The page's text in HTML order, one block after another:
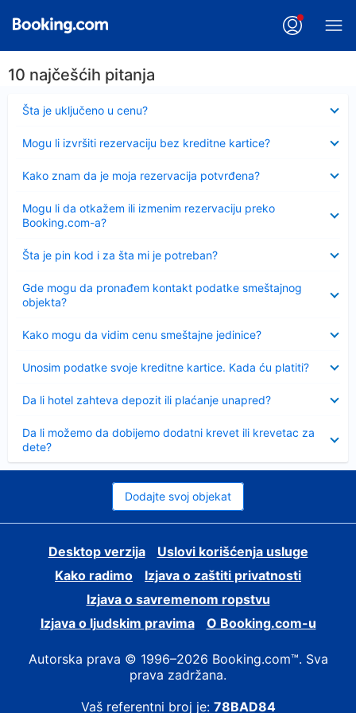
10 najčešćih pitanja
Šta je uključeno u cenu?
Sažeto
Mogu li izvršiti rezervaciju bez kreditne kartice?
Kako znam da je moja rezervacija potvrđena?
Mogu li da otkažem ili izmenim rezervaciju preko
Booking.com-a?
Šta je pin kod i za šta mi je potreban?
Sažeto
Gde mogu da pronađem kontakt podatke smeštajnog
objekta?
Kako mogu da vidim cenu smeštajne jedinice?
Unosim podatke svoje kreditne kartice. Kada ću platiti?
Da li hotel zahteva depozit ili plaćanje unapred?
Da li možemo da dobijemo dodatni krevet ili krevetac za
dete?
Dodajte svoj objekat
Desktop verzija
Uslovi korišćenja usluge
Kako radimo
Izjava o zaštiti privatnosti
Izjava o savremenom ropstvu
Izjava o ljudskim pravima
О Booking.com-u
Autorska prava © 1996–2026 Booking.com™. Sva
prava zadržana.
Vaš referentni broj je: 78BAD84